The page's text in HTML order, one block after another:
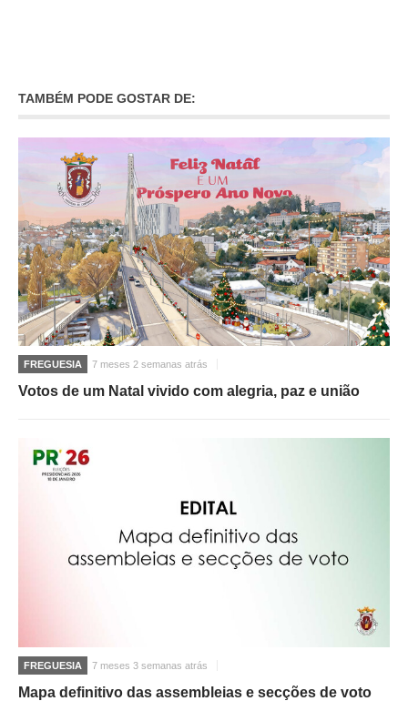
TAMBÉM PODE GOSTAR DE:
FREGUESIA 7 meses 2 semanas atrás
Votos de um Natal vivido com alegria, paz e união
FREGUESIA 7 meses 3 semanas atrás
Mapa definitivo das assembleias e secções de voto